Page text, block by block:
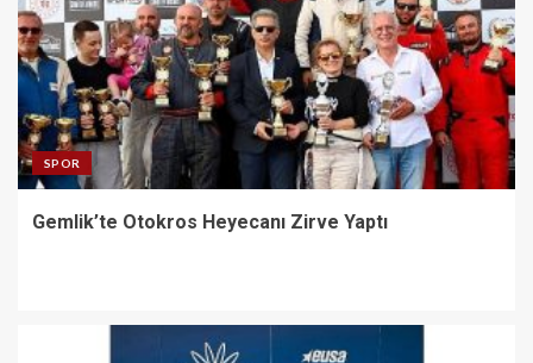
SPOR
Gemlik’te Otokros Heyecanı Zirve Yaptı